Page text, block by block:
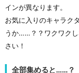
インが異なります。
お気に入りのキャラク
うか……？？ワクワク
さい！
全部集めると……？